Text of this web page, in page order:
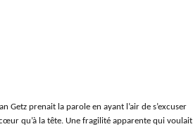
Getz prenait la parole en ayant l’air de s’excuser
qu’à la tête. Une fragilité apparente qui voulait